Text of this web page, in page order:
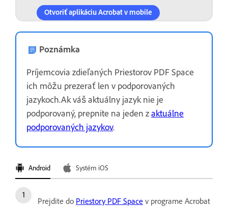
Otvoriť aplikáciu Acrobat v mobile
Poznámka
Príjemcovia zdieľaných Priestorov PDF Space
ich môžu prezerať len v podporovaných
jazykoch.Ak váš aktuálny jazyk nie je
podporovaný, prepnite na jeden zaktuálne
podporovaných jazykov.
Android Systém iOS
Prejdite do Priestory PDF Space v programe Acrobat